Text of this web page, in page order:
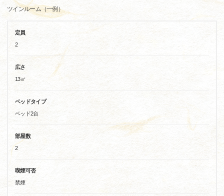
ツインルーム（一例）
定員
2
広さ
13㎡
ベッドタイプ
ベッド2台
部屋数
2
喫煙可否
禁煙